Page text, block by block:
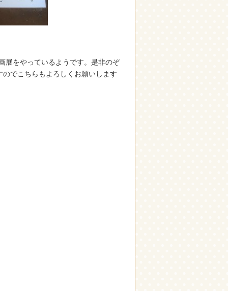
展をやっているようです。是非のぞ
でこちらもよろしくお願いします